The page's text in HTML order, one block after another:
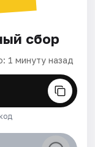
сбор
1 минуту назад